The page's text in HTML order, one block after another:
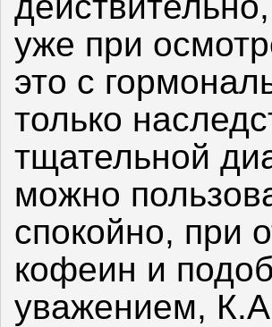
уже при
это с
только
тщательной
можно
спокойно, при
кофеин и
уважением,